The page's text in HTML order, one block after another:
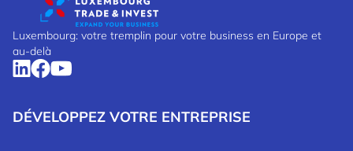
Luxembourg: votre tremplin pour votre business en Europe et
au-delà
DÉVELOPPEZ VOTRE ENTREPRISE